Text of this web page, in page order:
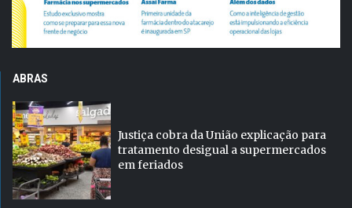
ABRAS
Justiça cobra da União explicação para
tratamento desigual a supermercados
em feriados